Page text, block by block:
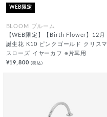
WEB限定
BLOOM ブルーム
【WEB限定】【Birth Flower】12月
誕生花 K10 ピンクゴールド クリスマ
スローズ イヤーカフ ※片耳用
¥19,800(税込)